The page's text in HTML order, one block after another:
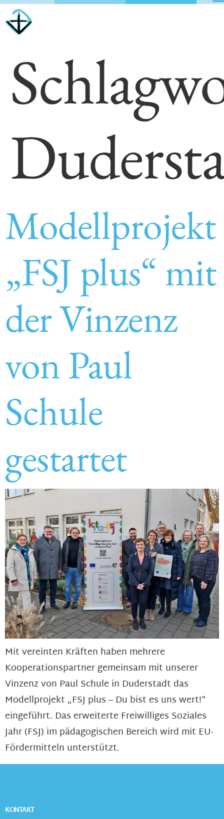
Modellprojekt
„FSJ plus“ mit
der Vinzenz
von Paul
Schule
gestartet
Mit vereinten Kräften haben mehrere
Kooperationspartner gemeinsam mit unserer
Vinzenz von Paul Schule in Duderstadt das
Modellprojekt „FSJ plus – Du bist es uns wert!“
eingeführt. Das erweiterte Freiwilliges Soziales
Jahr (FSJ) im pädagogischen Bereich wird mit EU-
Fördermitteln unterstützt.
KONTAKT